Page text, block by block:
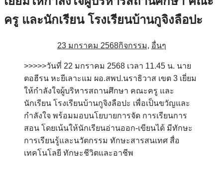
ครู และนักเรียน โรงเรียนบ้านกูจิงลือปะ
23 มกราคม 2568กิจกรรม, อื่นๆ
>>>>>วันที่ 22 มกราคม 2568 เวลา 11.45 น. นาย
ตอฮีรน หะยีเลาะแม ผอ.สพป.นราธิวาส เขต 3 เยี่ยม
ให้กำลังใจผู้บริหารสถานศึกษา คณะครู และ
นักเรียน โรงเรียนบ้านกูจิงลือปะ เพื่อเป็นขวัญและ
กำลังใจ พร้อมมอบนโยบายการจัด การเรียนการ
สอน โดยเน้นให้นักเรียนอ่านออก-เขียนได้ มีทักษะ
การเรียนรู้และนวัตกรรม ทักษะสารสนเทศ สื่อ
เทคโนโลยี ทักษะชีวิตและอาชีพ